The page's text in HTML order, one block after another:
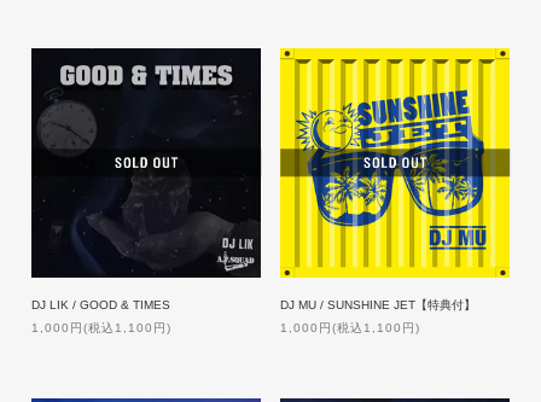
DJ LIK / GOOD & TIMES
1,000円(税込1,100円)
DJ MU / SUNSHINE JET【特典付】
1,000円(税込1,100円)